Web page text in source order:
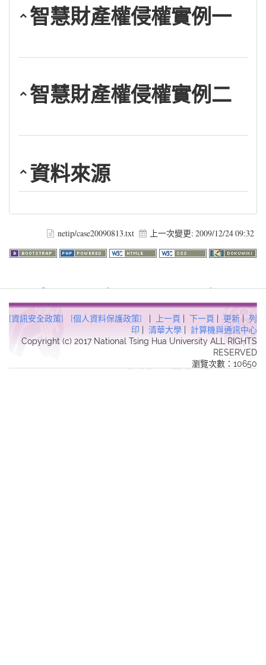
智慧財產權侵權實例一
智慧財產權侵權實例二
資料來源
netip/case20090813.txt 上一次變更: 2009/12/24 09:32
[資訊安全政策] [個人資料保護政策] | 上一頁 | 下一頁 | 更新 | 列
印 | 清華大學 | 計算機與通訊中心
Copyright (c) 2017 National Tsing Hua University ALL RIGHTS
RESERVED
瀏覽次數：10650
Warning: file_get_contents(http://www.geoplugin.net/php.gp?
ip=216.73.216.149): failed to open stream: HTTP request failed!
HTTP/1.1 403 Forbidden in
/usr/local/dokuwiki2017/lib/plugins/quickstats/action.phpon line